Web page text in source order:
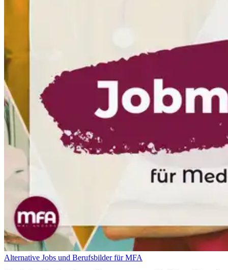
Alternative Jobs und Berufsbilder für MFA